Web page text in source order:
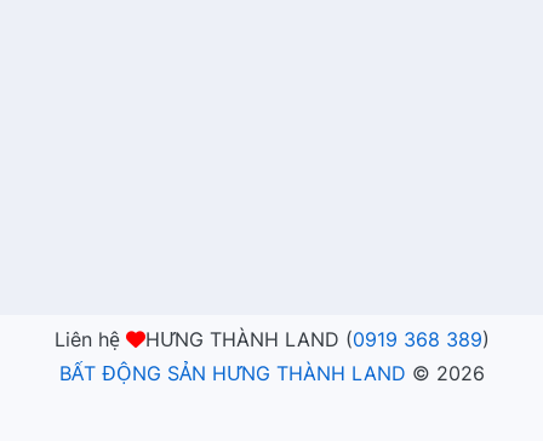
Liên hệ HƯNG THÀNH LAND (0919 368 389)
BẤT ĐỘNG SẢN HƯNG THÀNH LAND © 2026